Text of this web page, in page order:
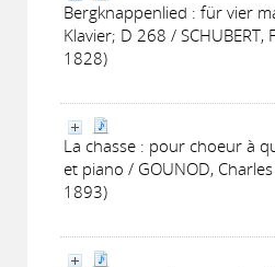
Bergknappenlied : für vier
Klavier; D 268 /
1828)
La chasse : pour choeur à
et piano / GOUNOD,
1893)